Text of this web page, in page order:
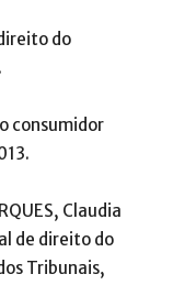
do
consumidor
Claudia
de direito do
Tribunais,